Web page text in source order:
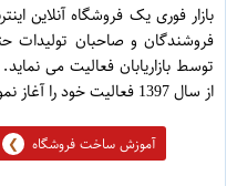
بازار فوری یک فروشگاه آنلاین
فروشندگان و صاحبان تولیدات
توسط بازاریابان فعالیت می
از سال 1397 فعالیت خود را آغاز نموده است.
آموزش ساخت فروشگاه